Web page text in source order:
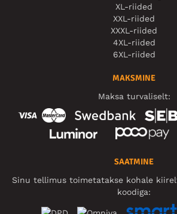
XL-riided
XXL-riided
XXXL-riided
4XL-riided
6XL-riided
MAKSMINE
Maksa turvaliselt:
SAATMINE
Sinu tellimus toimetatakse kohale
koodiga: